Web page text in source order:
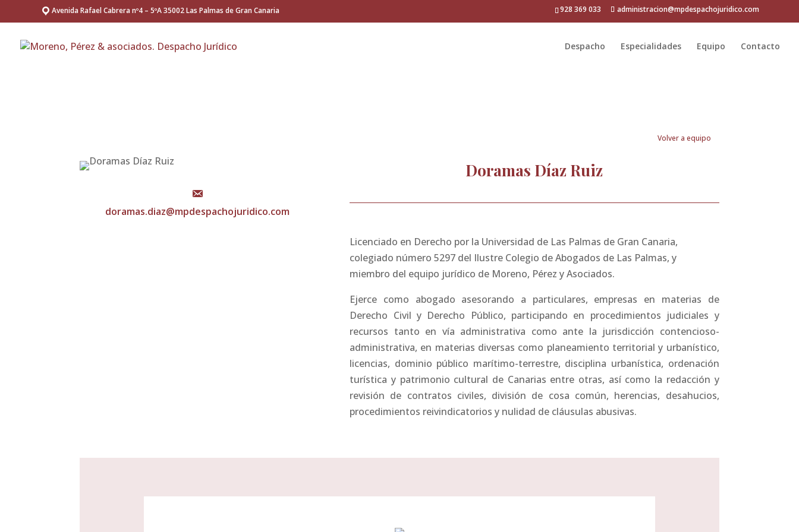
928 369 033 administracion@mpdespachojuridico.com
Avenida Rafael Cabrera nº4 – 5ºA 35002 Las Palmas de Gran Canaria
Despacho Especialidades Equipo Contacto
Volver a equipo
doramas.diaz@mpdespachojuridico.com
Doramas Díaz Ruiz
Licenciado en Derecho por la Universidad de Las Palmas de Gran Canaria,
colegiado número 5297 del Ilustre Colegio de Abogados de Las Palmas, y
miembro del equipo jurídico de Moreno, Pérez y Asociados.
Ejerce como abogado asesorando a particulares, empresas en materias de
Derecho Civil y Derecho Público, participando en procedimientos judiciales y
recursos tanto en vía administrativa como ante la jurisdicción contencioso-
administrativa, en materias diversas como planeamiento territorial y urbanístico,
licencias, dominio público marítimo-terrestre, disciplina urbanística, ordenación
turística y patrimonio cultural de Canarias entre otras, así como la redacción y
revisión de contratos civiles, división de cosa común, herencias, desahucios,
procedimientos reivindicatorios y nulidad de cláusulas abusivas.